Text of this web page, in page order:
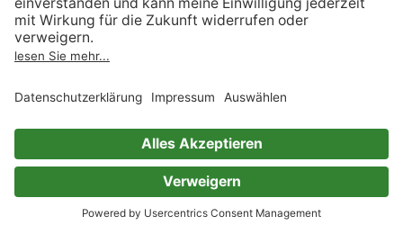
Die Familie Kocsis stammt aus einem Dorf in der
Vojvodina im Norden Serbiens und gehört dort
der ungarischen Minderheit an. In den 1970er-
Jahren emigriert erst der Vater in die Schweiz,
dann kommt die Mutter mit den beiden Töchtern
nach. Eine davon, Ildikó, schildert als Erzählerin